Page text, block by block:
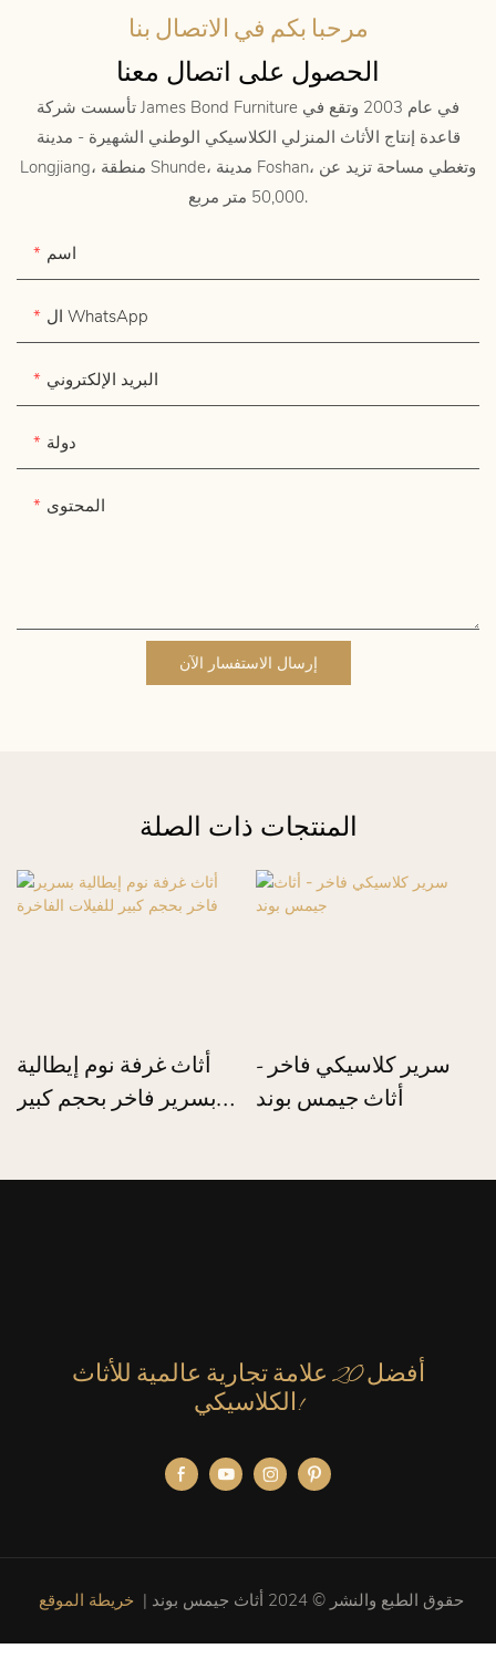
مرحبا بكم في الاتصال بنا
الحصول على اتصال معنا
تأسست شركة James Bond Furniture في عام 2003 وتقع في
قاعدة إنتاج الأثاث المنزلي الكلاسيكي الوطني الشهيرة - مدينة
Longjiang، منطقة Shunde، مدينة Foshan، وتغطي مساحة تزيد عن
50,000 متر مربع.
اسم
ال WhatsApp
البريد الإلكتروني
دولة
المحتوى
إرسال الاستفسار الآن
المنتجات ذات الصلة
أثاث غرفة نوم إيطالية
بسرير فاخر بحجم كبير
سرير كلاسيكي فاخر -
أثاث جيمس بوند
أفضل 20 علامة تجارية عالمية للأثاث
الكلاسيكي!
حقوق الطبع والنشر © 2024 أثاث جيمس بوند | خريطة الموقع